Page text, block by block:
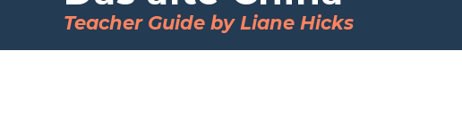
Teacher Guide by Liane Hicks